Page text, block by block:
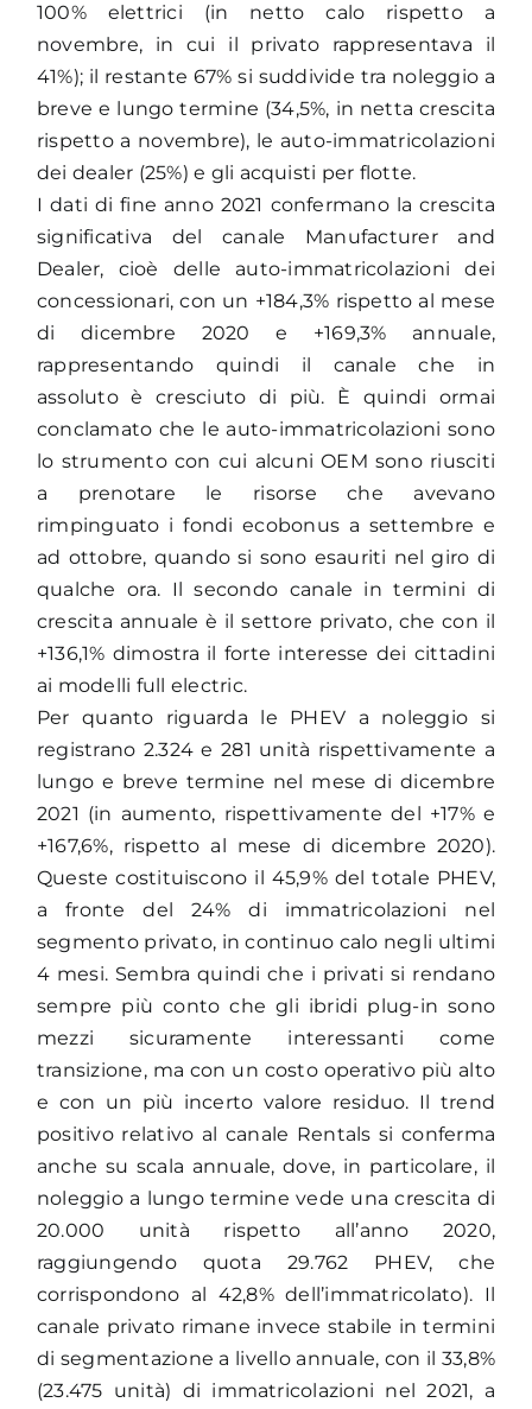
100% elettrici (in netto calo rispetto a
novembre, in cui il privato rappresentava il
41%); il restante 67% si suddivide tra noleggio a
breve e lungo termine (34,5%, in netta crescita
rispetto a novembre), le auto-immatricolazioni
dei dealer (25%) e gli acquisti per flotte.
I dati di fine anno 2021 confermano la crescita
significativa del canale Manufacturer and
Dealer, cioè delle auto-immatricolazioni dei
concessionari, con un +184,3% rispetto al mese
di dicembre 2020 e +169,3% annuale,
rappresentando quindi il canale che in
assoluto è cresciuto di più. È quindi ormai
conclamato che le auto-immatricolazioni sono
lo strumento con cui alcuni OEM sono riusciti
a prenotare le risorse che avevano
rimpinguato i fondi ecobonus a settembre e
ad ottobre, quando si sono esauriti nel giro di
qualche ora. Il secondo canale in termini di
crescita annuale è il settore privato, che con il
+136,1% dimostra il forte interesse dei cittadini
ai modelli full electric.
Per quanto riguarda le PHEV a noleggio si
registrano 2.324 e 281 unità rispettivamente a
lungo e breve termine nel mese di dicembre
2021 (in aumento, rispettivamente del +17% e
+167,6%, rispetto al mese di dicembre 2020).
Queste costituiscono il 45,9% del totale PHEV,
a fronte del 24% di immatricolazioni nel
segmento privato, in continuo calo negli ultimi
4 mesi. Sembra quindi che i privati si rendano
sempre più conto che gli ibridi plug-in sono
mezzi sicuramente interessanti come
transizione, ma con un costo operativo più alto
e con un più incerto valore residuo. Il trend
positivo relativo al canale Rentals si conferma
anche su scala annuale, dove, in particolare, il
noleggio a lungo termine vede una crescita di
20.000 unità rispetto all’anno 2020,
raggiungendo quota 29.762 PHEV, che
corrispondono al 42,8% dell’immatricolato). Il
canale privato rimane invece stabile in termini
di segmentazione a livello annuale, con il 33,8%
(23.475 unità) di immatricolazioni nel 2021, a